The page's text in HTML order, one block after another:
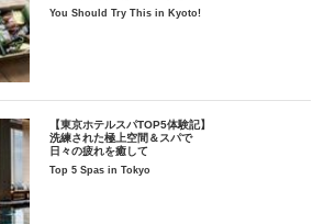
You Should Try This in Kyoto!
【東京ホテルスパTOP5体験記】
洗練された極上空間＆スパで
日々の疲れを癒して
Top 5 Spas in Tokyo